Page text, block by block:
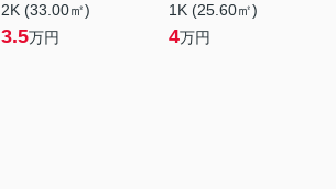
2K (33.00㎡)
3.5万円
1K (25.60㎡)
4万円